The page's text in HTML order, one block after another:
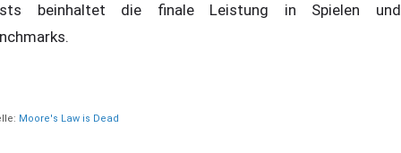
beinhaltet die finale Leistung in Spielen und
Moore's Law is Dead